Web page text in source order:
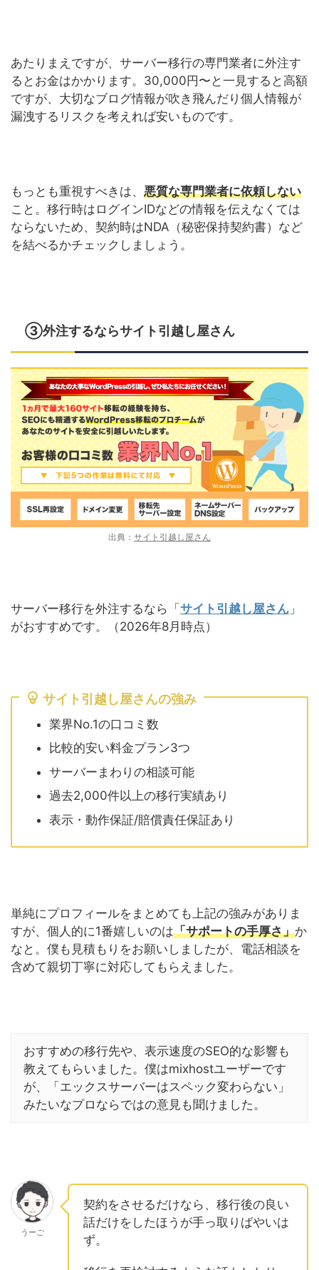
あたりまえですが、サーバー移行の専門業者に外注す
るとお金はかかります。30,000円〜と一見すると高額
ですが、大切なブログ情報が吹き飛んだり個人情報が
漏洩するリスクを考えれば安いものです。
もっとも重視すべきは、 悪質な専門業者に依頼しない
こと。移行時はログインIDなどの情報を伝えなくては
ならないため、契約時はNDA（秘密保持契約書）など
を結べるかチェックしましょう。
③外注するならサイト引越し屋さん
出典： サイト引越し屋さん
サーバー移行を外注するなら「 サイト引越し屋さん 」
がおすすめです。（2026年8月時点）
サイト引越し屋さんの強み
業界No.1の口コミ数
比較的安い料金プラン3つ
サーバーまわりの相談可能
過去2,000件以上の移行実績あり
表示・動作保証/賠償責任保証あり
単純にプロフィールをまとめても上記の強みがありま
すが、個人的に1番嬉しいのは「サポートの手厚さ」か
なと。僕も見積もり をお願いしましたが、電話相談を
含めて親切丁寧に対応してもらえました。
おすすめの移行先や、表示速度のSEO的な影響も
教えてもらいました。僕はmixhostユーザーです
が、「エックスサーバーはスペック変わらない」
みたいなプロならではの意見も聞けました。
うーご
契約をさせるだけなら、移行後の良い
話だけをしたほうが手っ取りばやいは
ず。